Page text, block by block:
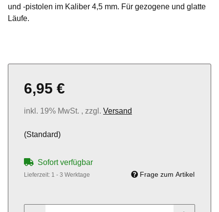
und -pistolen im Kaliber 4,5 mm. Für gezogene und glatte
Läufe.
6,95 €
inkl. 19% MwSt. , zzgl. Versand
(Standard)
Sofort verfügbar
Lieferzeit: 1 - 3 Werktage Frage zum Artikel